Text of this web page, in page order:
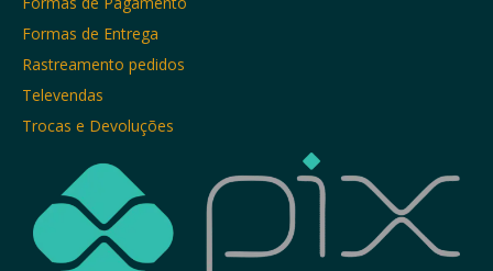
Formas de Entrega
Rastreamento pedidos
Televendas
Trocas e Devoluções